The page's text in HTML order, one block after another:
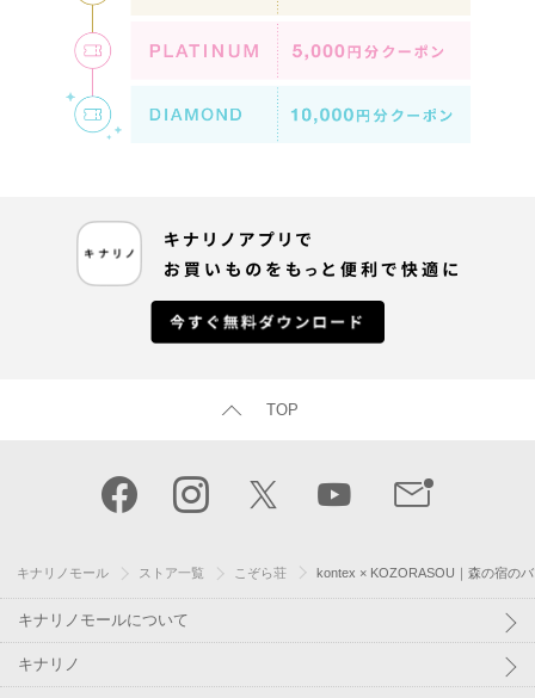
TOP
キナリノモール ストア一覧 こぞら荘 kontex × KOZORASOU｜森の宿の
キナリノモールについて
キナリノ